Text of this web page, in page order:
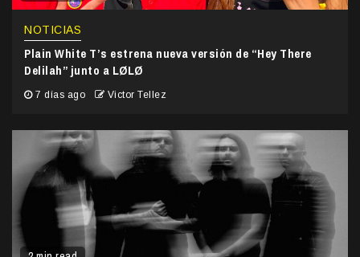
NOTICIAS
Plain White T’s estrena nueva versión de “Hey There
Delilah” junto a LØLØ
7 días ago Victor Tellez